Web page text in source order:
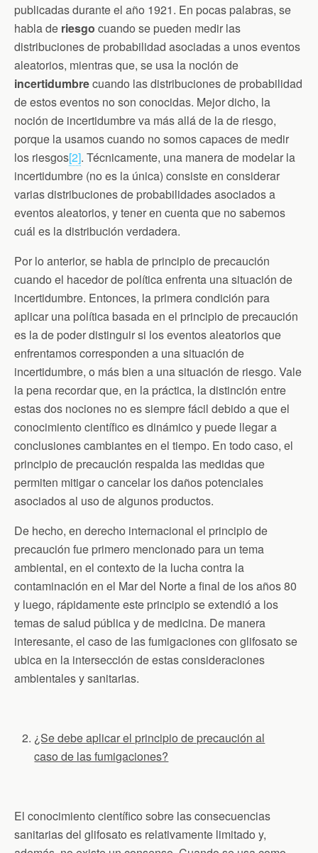
publicadas durante el año 1921. En pocas palabras, se
habla de riesgo cuando se pueden medir las
distribuciones de probabilidad asociadas a unos eventos
aleatorios, mientras que, se usa la noción de
incertidumbrecuando las distribuciones de probabilidad
de estos eventos no son conocidas. Mejor dicho, la
noción de incertidumbre va más allá de la de riesgo,
porque la usamos cuando no somos capaces de medir
los riesgos[2]. Técnicamente, una manera de modelar la
incertidumbre (no es la única) consiste en considerar
varias distribuciones de probabilidades asociados a
eventos aleatorios, y tener en cuenta que no sabemos
cuál es la distribución verdadera.
Por lo anterior, se habla de principio de precaución
cuando el hacedor de política enfrenta una situación de
incertidumbre. Entonces, la primera condición para
aplicar una política basada en el principio de precaución
es la de poder distinguir si los eventos aleatorios que
enfrentamos corresponden a una situación de
incertidumbre, o más bien a una situación de riesgo. Vale
la pena recordar que, en la práctica, la distinción entre
estas dos nociones no es siempre fácil debido a que el
conocimiento científico es dinámico y puede llegar a
conclusiones cambiantes en el tiempo. En todo caso, el
principio de precaución respalda las medidas que
permiten mitigar o cancelar los daños potenciales
asociados al uso de algunos productos.
De hecho, en derecho internacional el principio de
precaución fue primero mencionado para un tema
ambiental, en el contexto de la lucha contra la
contaminación en el Mar del Norte a final de los años 80
y luego, rápidamente este principio se extendió a los
temas de salud pública y de medicina. De manera
interesante, el caso de las fumigaciones con glifosato se
ubica en la intersección de estas consideraciones
ambientales y sanitarias.
¿Se debe aplicar el principio de precaución al
caso de las fumigaciones?
El conocimiento científico sobre las consecuencias
sanitarias del glifosato es relativamente limitado y,